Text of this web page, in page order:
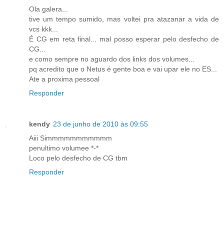
Ola galera...
tive um tempo sumido, mas voltei pra atazanar a vida de
vcs kkk...
É CG em reta final... mal posso esperar pelo desfecho de
CG...
e como sempre no aguardo dos links dos volumes...
pq acredito que o Netus é gente boa e vai upar ele no ES...
Ate a proxima pessoal
Responder
kendy 23 de junho de 2010 às 09:55
Aiii Simmmmmmmmmmm
penultimo volumee *-*
Loco pelo desfecho de CG tbm
Responder